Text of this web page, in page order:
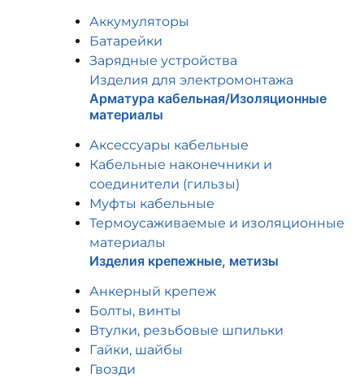
Аккумуляторы
Батарейки
Зарядные устройства
Изделия для электромонтажа
Арматура кабельная/Изоляционные
материалы
Аксессуары кабельные
Кабельные наконечники и
соединители (гильзы)
Муфты кабельные
Термоусаживаемые и изоляционные
материалы
Изделия крепежные, метизы
Анкерный крепеж
Болты, винты
Втулки, резьбовые шпильки
Гайки, шайбы
Гвозди